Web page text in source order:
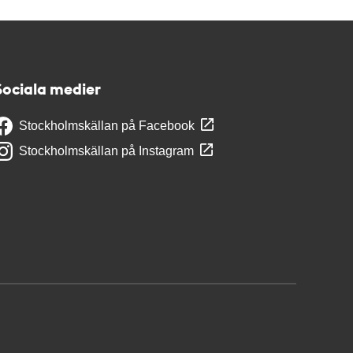
medier
Stockholmskällan på Facebook
Stockholmskällan på Instagram